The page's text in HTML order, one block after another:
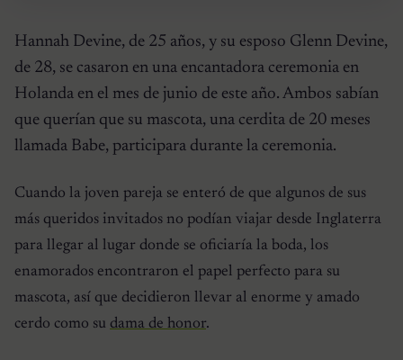
Hannah Devine, de 25 años, y su esposo Glenn Devine,
de 28, se casaron en una encantadora ceremonia en
Holanda en el mes de junio de este año. Ambos sabían
que querían que su mascota, una cerdita de 20 meses
llamada Babe, participara durante la ceremonia.
Cuando la joven pareja se enteró de que algunos de sus
más queridos invitados no podían viajar desde Inglaterra
para llegar al lugar donde se oficiaría la boda, los
enamorados encontraron el papel perfecto para su
mascota, así que decidieron llevar al enorme y amado
cerdo como su dama de honor.